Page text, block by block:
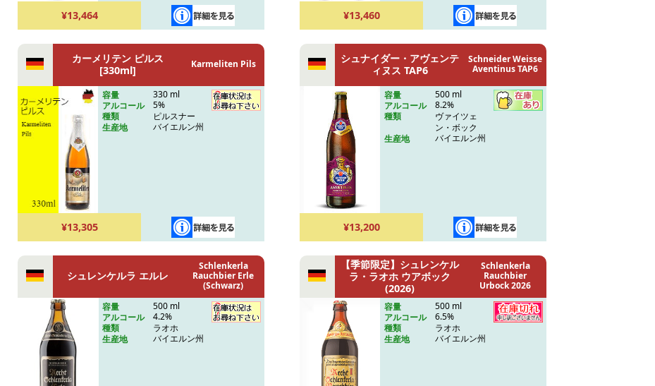
¥13,464 ¥13,460
カーメリテン ピルス
[330ml]
Karmeliten Pils
容量
330 ml
アルコール
5%
種類
ピルスナー
生産地
バイエルン州
¥13,305
シュナイダー・アヴェンテ
ィヌス TAP6
Schneider Weisse
Aventinus TAP6
容量
500 ml
アルコール
8.2%
種類
ヴァイツェ
ン・ボック
生産地
バイエルン州
¥13,200
シュレンケルラ エルレ
Schlenkerla
Rauchbier Erle
(Schwarz)
容量
500 ml
アルコール
4.2%
種類
ラオホ
生産地
バイエルン州
【季節限定】シュレンケル
ラ・ラオホ ウアボック
(2026)
Schlenkerla
Rauchbier
Urbock 2026
容量
500 ml
アルコール
6.5%
種類
ラオホ
生産地
バイエルン州